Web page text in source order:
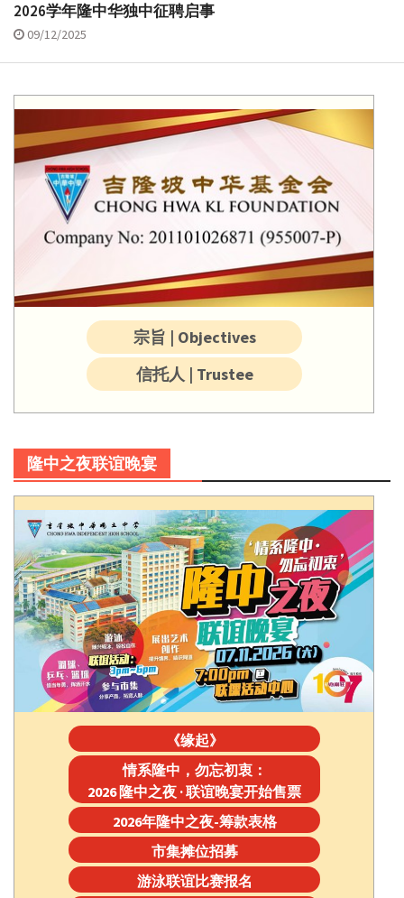
2026学年隆中华独中征聘启事
09/12/2025
宗旨 | Objectives
信托人 | Trustee
隆中之夜联谊晚宴
《缘起》
情系隆中，勿忘初衷：
2026 隆中之夜 · 联谊晚宴开始售票
2026年隆中之夜-筹款表格
市集摊位招募
游泳联谊比赛报名